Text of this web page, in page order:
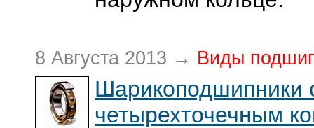
8 Августа 2013 → Виды
Шарикоподшипники
четырехточечным